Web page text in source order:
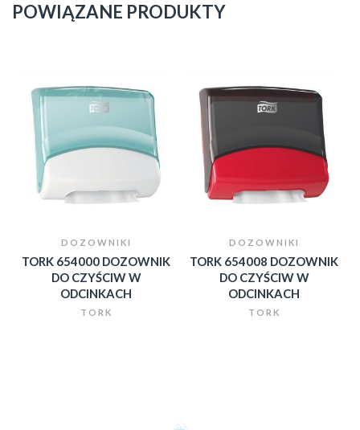
POWIĄZANE PRODUKTY
DOZOWNIKI
TORK 654000 DOZOWNIK
DO CZYŚCIW W
ODCINKACH
TORK
DOZOWNIKI
TORK 654008 DOZOWNIK
DO CZYŚCIW W
ODCINKACH
TORK